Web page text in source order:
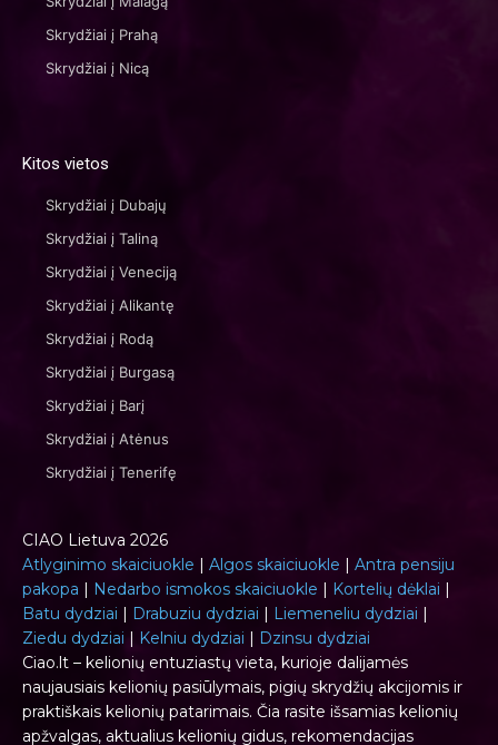
Skrydžiai į Prahą
Skrydžiai į Nicą
Kitos vietos
Skrydžiai į Dubajų
Skrydžiai į Taliną
Skrydžiai į Veneciją
Skrydžiai į Alikantę
Skrydžiai į Rodą
Skrydžiai į Burgasą
Skrydžiai į Barį
Skrydžiai į Atėnus
Skrydžiai į Tenerifę
CIAO Lietuva 2026
Atlyginimo skaiciuokle | Algos skaiciuokle | Antra pensiju
pakopa | Nedarbo ismokos skaiciuokle | Kortelių dėklai |
Batu dydziai | Drabuziu dydziai | Liemeneliu dydziai |
Ziedu dydziai | Kelniu dydziai | Dzinsu dydziai
Ciao.lt – kelionių entuziastų vieta, kurioje dalijamės
naujausiais kelionių pasiūlymais, pigių skrydžių akcijomis ir
praktiškais kelionių patarimais. Čia rasite išsamias kelionių
apžvalgas, aktualius kelionių gidus, rekomendacijas